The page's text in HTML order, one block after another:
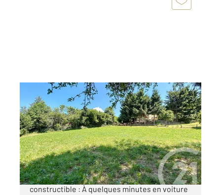
ST GERVAIS LES BAINS 74
975 m
Ref : 1051
Terrain à vendre
375 000 €
SAINT-GERVAIS-MONT-BLANC, terrain
constructible : À quelques minutes en voiture